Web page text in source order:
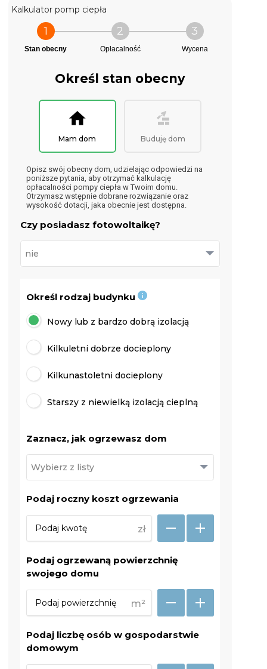
Kalkulator pomp ciepła
1
Stan obecny
2
Opłacalność
3
Wycena
Określ stan obecny
Mam dom Buduję dom
Opisz swój obecny dom, udzielając odpowiedzi na
poniższe pytania, aby otrzymać kalkulację
opłacalności pompy ciepła w Twoim domu.
Otrzymasz wstępnie dobrane rozwiązanie oraz
wysokość dotacji, jaka obecnie jest dostępna.
Czy posiadasz fotowoltaikę?
Określ rodzaj budynku
Nowy lub z bardzo dobrą izolacją
Kilkuletni dobrze docieplony
Kilkunastoletni docieplony
Starszy z niewielką izolacją cieplną
Zaznacz, jak ogrzewasz dom
Podaj roczny koszt ogrzewania
zł
Podaj ogrzewaną powierzchnię
swojego domu
m²
Podaj liczbę osób w gospodarstwie
domowym